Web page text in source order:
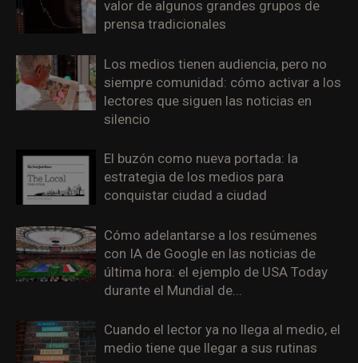
valor de algunos grandes grupos de
prensa tradicionales
Los medios tienen audiencia, pero no
siempre comunidad: cómo activar a los
lectores que siguen las noticias en
silencio
El buzón como nueva portada: la
estrategia de los medios para
conquistar ciudad a ciudad
Cómo adelantarse a los resúmenes
con IA de Google en las noticias de
última hora: el ejemplo de USA Today
durante el Mundial de...
Cuando el lector ya no llega al medio, el
medio tiene que llegar a sus rutinas